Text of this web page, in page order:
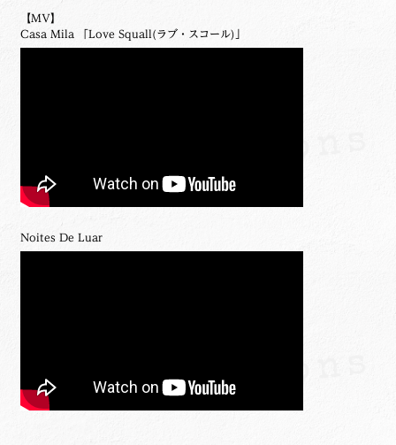
【MV】
Casa Mila 「Love Squall(ラブ・スコール)」
Noites De Luar